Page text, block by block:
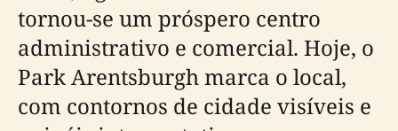
tornou-se um próspero centro
administrativo e comercial. Hoje, o
Park Arentsburgh marca o local,
com contornos de cidade visíveis e